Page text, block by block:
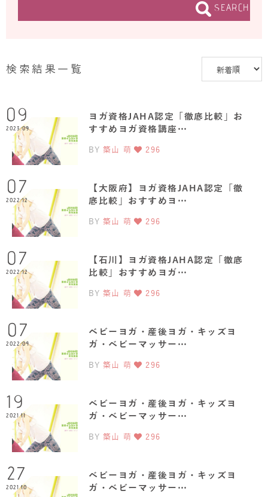
SEARCH
検索結果一覧
09
2023.09
ヨガ資格JAHA認定「徹底比較」お
すすめヨガ資格講座…
BY 築山 萌 296
07
2022.12
【大阪府】ヨガ資格JAHA認定「徹
底比較」おすすめヨ…
BY 築山 萌 296
07
2022.12
【石川】ヨガ資格JAHA認定「徹底
比較」おすすめヨガ…
BY 築山 萌 296
07
2022.04
ベビーヨガ・産後ヨガ・キッズヨ
ガ・ベビーマッサー…
BY 築山 萌 296
19
2021.11
ベビーヨガ・産後ヨガ・キッズヨ
ガ・ベビーマッサー…
BY 築山 萌 296
27
2021.10
ベビーヨガ・産後ヨガ・キッズヨ
ガ・ベビーマッサー…